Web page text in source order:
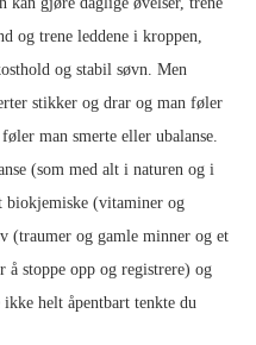
og trene leddene i kroppen,
og stabil søvn. Men
stikker og drar og man føler
man smerte eller ubalanse.
(som med alt i naturen og i
biokjemiske (vitaminer og
(traumer og gamle minner og et
å stoppe opp og registrere) og
helt åpentbart tenkte du